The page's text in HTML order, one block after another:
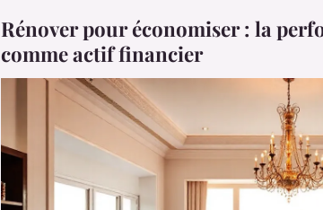
Rénover pour économiser : la
comme actif financier